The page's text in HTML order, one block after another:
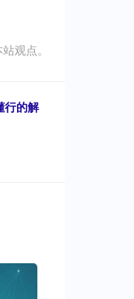
观点。
行的解